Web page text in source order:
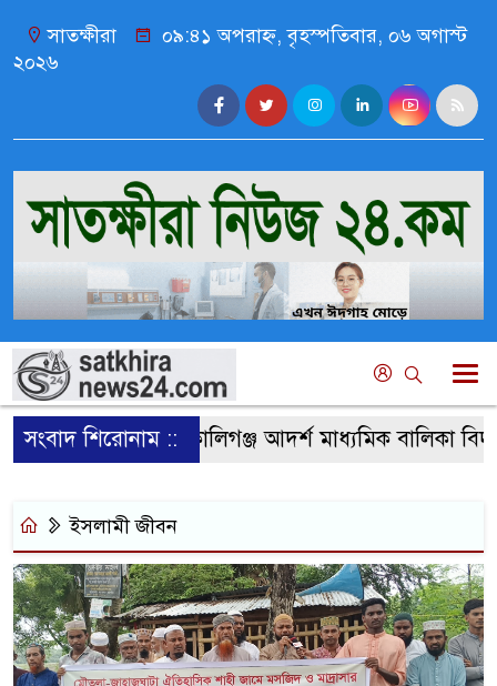
সাতক্ষীরা
০৯:৪১ অপরাহ্ন, বৃহস্পতিবার, ০৬ অগাস্ট
২০২৬
সংবাদ শিরোনাম ::কালিগঞ্জ আদর্শ মাধ্যমিক বালিকা
ইসলামী জীবন